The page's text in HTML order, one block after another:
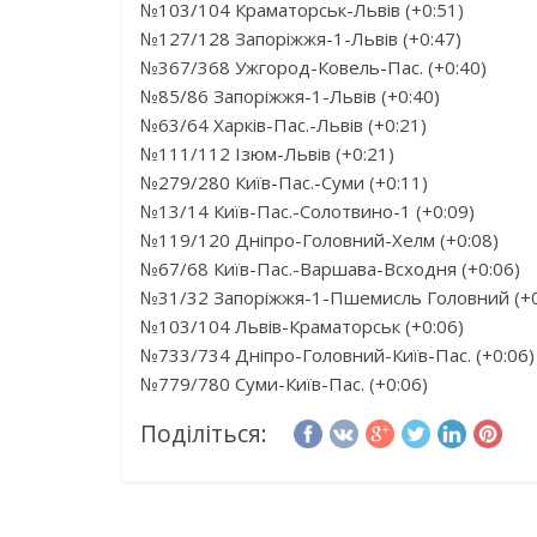
№103/104 Краматорськ-Львів (+0:51)
№127/128 Запоріжжя-1-Львів (+0:47)
№367/368 Ужгород-Ковель-Пас. (+0:40)
№85/86 Запоріжжя-1-Львів (+0:40)
№63/64 Харків-Пас.-Львів (+0:21)
№111/112 Ізюм-Львів (+0:21)
№279/280 Київ-Пас.-Суми (+0:11)
№13/14 Київ-Пас.-Солотвино-1 (+0:09)
№119/120 Дніпро-Головний-Хелм (+0:08)
№67/68 Київ-Пас.-Варшава-Всходня (+0:06)
№31/32 Запоріжжя-1-Пшемисль Головний
№103/104 Львів-Краматорськ (+0:06)
№733/734 Дніпро-Головний-Київ-Пас. (+0:06)
№779/780 Суми-Київ-Пас. (+0:06)
Поділіться: